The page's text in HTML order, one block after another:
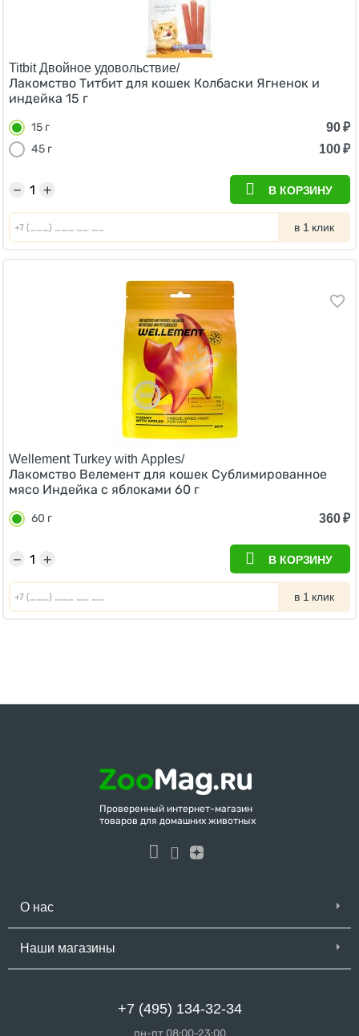
Titbit Двойное удовольствие/
Лакомство Титбит для кошек Колбаски Ягненок и
индейка 15 г
15 г 90₽
45 г
100₽
+
− В КОРЗИНУ
в 1 клик
Wellement Turkey with Apples/
Лакомство Велемент для кошек Сублимированное
мясо Индейка с яблоками 60 г
60 г 360₽
+
− В КОРЗИНУ
в 1 клик
Проверенный интернет-магазин
товаров для домашних животных
О нас
Наши магазины
+7 (495) 134-32-34
пн-пт 08:00-23:00